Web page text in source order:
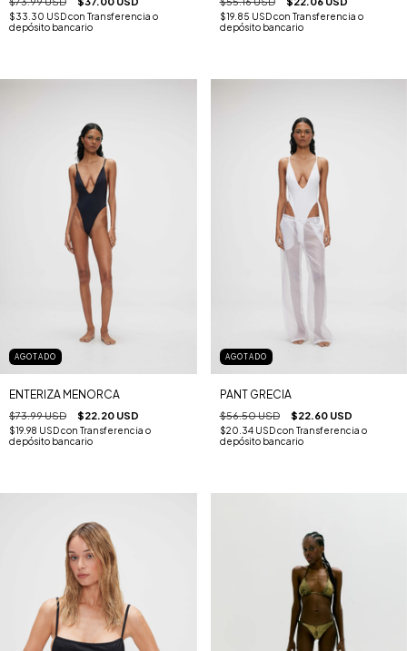
$33.30 USDcon Transferencia o
depósito bancario
$19.85 USDcon Transferencia o
depósito bancario
AGOTADO
ENTERIZA MENORCA
$73.99 USD $22.20 USD
$19.98 USDcon Transferencia o
depósito bancario
AGOTADO
PANT GRECIA
$56.50 USD $22.60 USD
$20.34 USDcon Transferencia o
depósito bancario